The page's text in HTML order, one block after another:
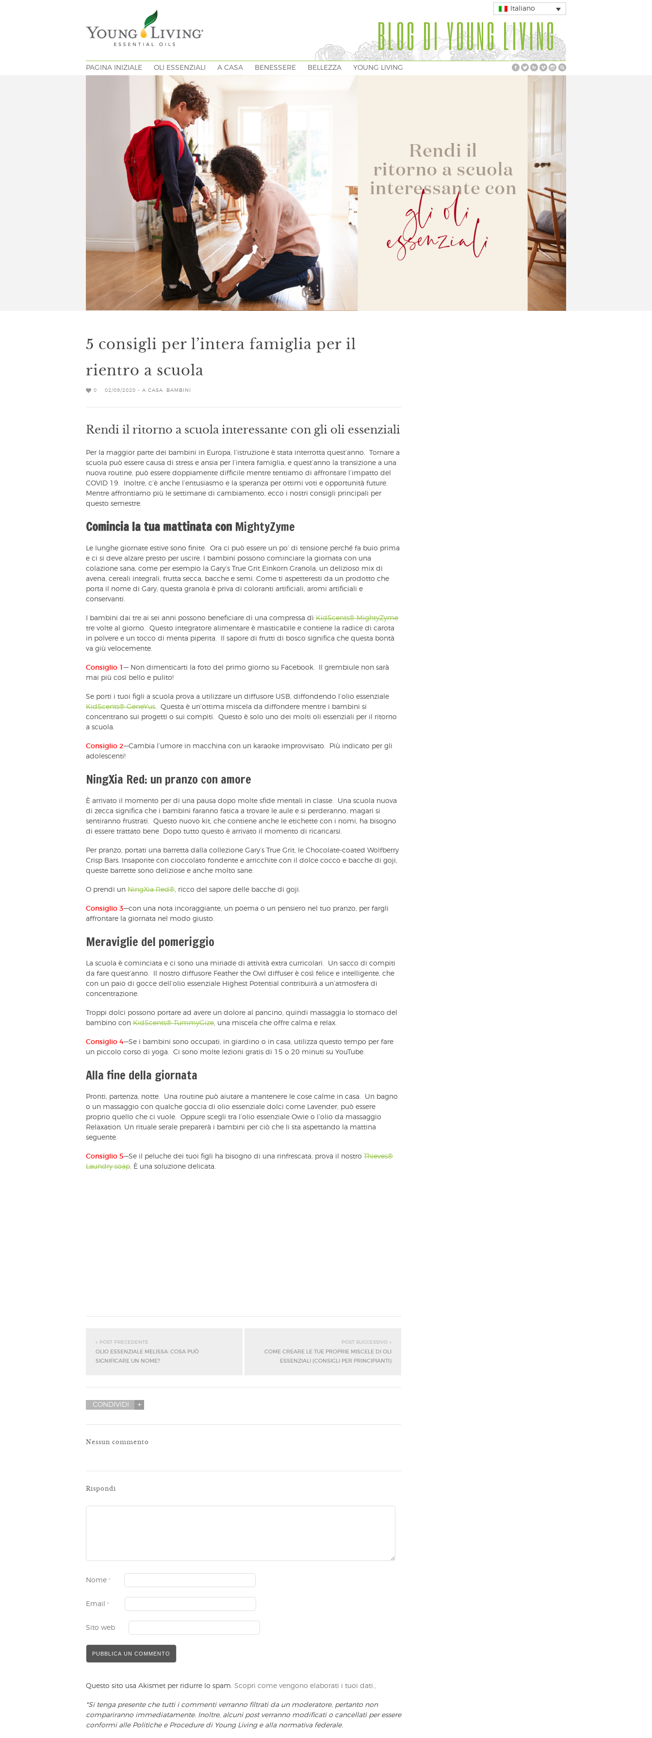
Italiano
BLOG DI YOUNG LIVING
PAGINA INIZIALE OLI ESSENZIALI A CASA BENESSERE BELLEZZA YOUNG LIVING
5 consigli per l’intera famiglia per il
rientro a scuola
0 02/09/2020 - A CASA BAMBINI
Rendi il ritorno a scuola interessante con gli oli essenziali
Per la maggior parte dei bambini in Europa, l’istruzione è stata interrotta quest’anno. Tornare a
scuola può essere causa di stress e ansia per l’intera famiglia, e quest’anno la transizione a una
nuova routine, può essere doppiamente difficile mentre tentiamo di affrontare l’impatto del
COVID 19. Inoltre, c’è anche l’entusiasmo e la speranza per ottimi voti e opportunità future.
Mentre affrontiamo più le settimane di cambiamento, ecco i nostri consigli principali per
questo semestre.
Comincia la tua mattinata con MightyZyme
Le lunghe giornate estive sono finite. Ora ci può essere un po’ di tensione perché fa buio prima
e ci si deve alzare presto per uscire. I bambini possono cominciare la giornata con una
colazione sana, come per esempio la Gary’s True Grit Einkorn Granola, un delizioso mix di
avena, cereali integrali, frutta secca, bacche e semi. Come ti aspetteresti da un prodotto che
porta il nome di Gary, questa granola è priva di coloranti artificiali, aromi artificiali e
conservanti.
I bambini dai tre ai sei anni possono beneficiare di una compressa di KidScents® MightyZyme
tre volte al giorno. Questo integratore alimentare è masticabile e contiene la radice di carota
in polvere e un tocco di menta piperita. Il sapore di frutti di bosco significa che questa bontà
va giù velocemente.
Consiglio 1 — Non dimenticarti la foto del primo giorno su Facebook. Il grembiule non sarà
mai più così bello e pulito!
Se porti i tuoi figli a scuola prova a utilizzare un diffusore USB, diffondendo l’olio essenziale
KidScents® GeneYus . Questa è un’ottima miscela da diffondere mentre i bambini si
concentrano sui progetti o sui compiti. Questo è solo uno dei molti oli essenziali per il ritorno
a scuola.
Consiglio 2—Cambia l’umore in macchina con un karaoke improvvisato. Più indicato per gli
adolescenti!
NingXia Red: un pranzo con amore
È arrivato il momento per di una pausa dopo molte sfide mentali in classe. Una scuola nuova
di zecca significa che i bambini faranno fatica a trovare le aule e si perderanno, magari si
sentiranno frustrati. Questo nuovo kit, che contiene anche le etichette con i nomi, ha bisogno
di essere trattato bene Dopo tutto questo è arrivato il momento di ricaricarsi.
Per pranzo, portati una barretta dalla collezione Gary’s True Grit, le Chocolate-coated Wolfberry
Crisp Bars. Insaporite con cioccolato fondente e arricchite con il dolce cocco e bacche di goji,
queste barrette sono deliziose e anche molto sane.
O prendi un NingXia Red® , ricco del sapore delle bacche di goji.
Consiglio 3—con una nota incoraggiante, un poema o un pensiero nel tuo pranzo, per fargli
affrontare la giornata nel modo giusto.
Meraviglie del pomeriggio
La scuola è cominciata e ci sono una miriade di attività extra curricolari. Un sacco di compiti
da fare quest’anno. Il nostro diffusore Feather the Owl diffuser è così felice e intelligente, che
con un paio di gocce dell’olio essenziale Highest Potential contribuirà a un’atmosfera di
concentrazione.
Troppi dolci possono portare ad avere un dolore al pancino, quindi massaggia lo stomaco del
bambino con KidScents® TummyGize , una miscela che offre calma e relax.
Consiglio 4—Se i bambini sono occupati, in giardino o in casa, utilizza questo tempo per fare
un piccolo corso di yoga. Ci sono molte lezioni gratis di 15 o 20 minuti su YouTube.
Alla fine della giornata
Pronti, partenza, notte. Una routine può aiutare a mantenere le cose calme in casa. Un bagno
o un massaggio con qualche goccia di olio essenziale dolci come Lavender, può essere
proprio quello che ci vuole. Oppure scegli tra l’olio essenziale Owie o l’olio da massaggio
Relaxation. Un rituale serale preparerà i bambini per ciò che li sta aspettando la mattina
seguente.
Consiglio 5—Se il peluche dei tuoi figli ha bisogno di una rinfrescata, prova il nostro Thieves®
Laundry soap . È una soluzione delicata.
« POST PRECEDENTE
OLIO ESSENZIALE MELISSA: COSA PUÒ
SIGNIFICARE UN NOME?
POST SUCCESSIVO »
COME CREARE LE TUE PROPRIE MISCELE DI OLI
ESSENZIALI (CONSIGLI PER PRINCIPIANTI)
CONDIVIDI
Nessun commento
Rispondi
Nome *
Email *
Sito web
Questo sito usa Akismet per ridurre lo spam. Scopri come vengono elaborati i tuoi dati.,
*Si tenga presente che tutti i commenti verranno filtrati da un moderatore, pertanto non
compariranno immediatamente. Inoltre, alcuni post verranno modificati o cancellati per essere
conformi alle Politiche e Procedure di Young Living e alla normativa federale.